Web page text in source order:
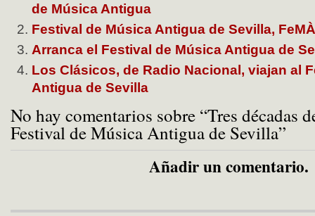
de Música Antigua
Festival de Música Antigua de Sevilla,
Arranca el Festival de Música Antigua de
Los Clásicos, de Radio Nacional, viajan al
Antigua de Sevilla
No hay comentarios sobre “Tres décadas
Festival de Música Antigua de Sevilla”
Añadir un comentario.